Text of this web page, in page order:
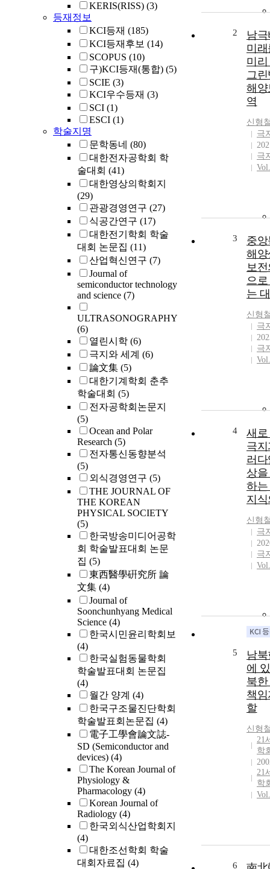
KERIS(RISS) (3)
등재정보
KCI등재 (185)
KCI등재후보 (14)
SCOPUS (10)
구)KCI등재(통합) (5)
SCIE (3)
KCI우수등재 (3)
SCI (1)
ESCI (1)
학술지명
문학동네 (80)
대한전자공학회 학
술대회 (41)
대한영상의학회지
(29)
관광경영연구 (27)
식공간연구 (17)
대한전기학회 학술
대회 논문집 (11)
산업혁신연구 (7)
Journal of
semiconductor technology
and science (7)
ULTRASONOGRAPHY
(6)
열린시학 (6)
극지와 세계 (6)
論文集 (5)
대한기계학회 춘추
학술대회 (5)
전자공학회논문지
(5)
Ocean and Polar
Research (5)
전자통신동향분석
(5)
외식경영연구 (5)
THE JOURNAL OF
THE KOREAN
PHYSICAL SOCIETY
(5)
한국방송미디어공학
회 학술발표대회 논문
집 (5)
東西醫學硏究所 論
文集 (4)
Journal of
Soonchunhyang Medical
Science (4)
한국시민윤리학회보
(4)
한국실험동물학회
학술발표대회 논문집
(4)
월간 양계 (4)
한국구조물진단학회
학술발표회논문집 (4)
電子工學會論文誌-
SD (Semiconductor and
devices) (4)
The Korean Journal of
Physiology &
Pharmacology (4)
Korean Journal of
Radiology (4)
한국외식산업학회지
(4)
대한조선학회 학술
대회자료집 (4)
2
남
미
미
그
해양
역
신형
극
극
3
중
해양
보
으
는
신형
극
극
4
새로
극
러
상
하는
지
신형
극
극
5
남
에
북
책
할
신형
21
학
21
학
6